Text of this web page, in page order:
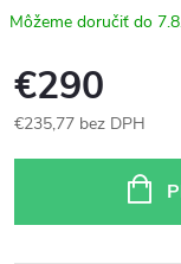
€290
€235,77 bez DPH